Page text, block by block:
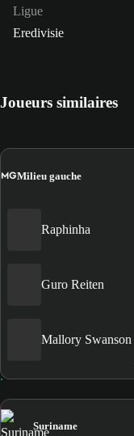
Ligue
Eredivisie
Joueurs similaires
MGMilieu gauche
Raphinha
Guro Reiten
Mallory Swanson
Suriname